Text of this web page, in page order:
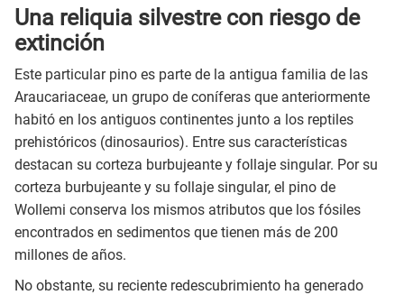
Una reliquia silvestre con riesgo de
extinción
Este particular pino es parte de la antigua familia de las
Araucariaceae, un grupo de coníferas que anteriormente
habitó en los antiguos continentes junto a los reptiles
prehistóricos (dinosaurios). Entre sus características
destacan su corteza burbujeante y follaje singular. Por su
corteza burbujeante y su follaje singular, el pino de
Wollemi conserva los mismos atributos que los fósiles
encontrados en sedimentos que tienen más de 200
millones de años.
No obstante, su reciente redescubrimiento ha generado